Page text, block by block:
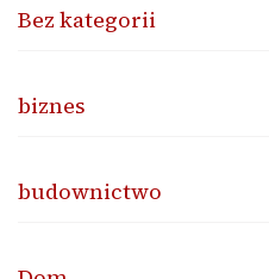
Bez kategorii
biznes
budownictwo